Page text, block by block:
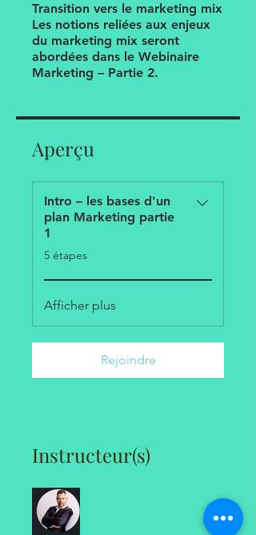
Transition vers le marketing mix
Les notions reliées aux enjeux
du marketing mix seront
abordées dans le Webinaire
Marketing – Partie 2.
Aperçu
Intro – les bases d'un
plan Marketing partie
1
.
5 étapes
Afficher plus
Rejoindre
Instructeur(s)